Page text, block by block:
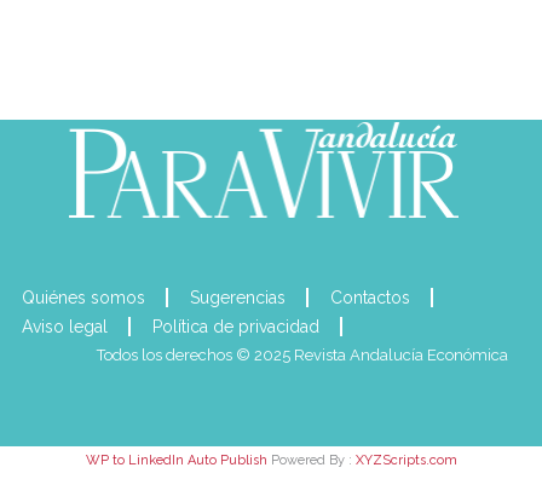
Quiénes somos Sugerencias
Contactos
Aviso legal
Política de privacidad
Todos los derechos © 2025 Revista Andalucía Económica
WP to LinkedIn Auto Publish Powered By : XYZScripts.com